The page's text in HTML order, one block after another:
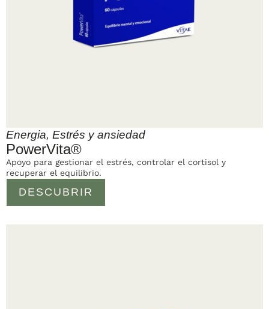
Energia, Estrés y ansiedad
PowerVita®
DESCUBRIR
Apoyo para gestionar el estrés, controlar el cortisol y
recuperar el equilibrio.